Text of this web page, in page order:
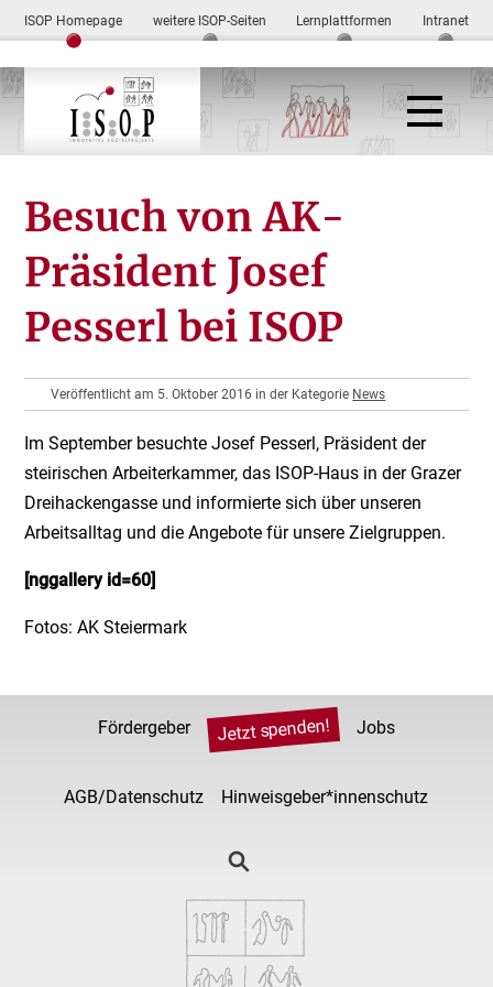
ISOP Homepage weitere ISOP-Seiten Lernplattformen Intranet
Besuch von AK-
Präsident Josef
Pesserl bei ISOP
Veröffentlicht am 5. Oktober 2016 in der Kategorie News
Im September besuchte Josef Pesserl, Präsident der
steirischen Arbeiterkammer, das ISOP-Haus in der Grazer
Dreihackengasse und informierte sich über unseren
Arbeitsalltag und die Angebote für unsere Zielgruppen.
[nggallery id=60]
Fotos: AK Steiermark
Fördergeber Jetzt spenden! Jobs
AGB/Datenschutz Hinweisgeber*innenschutz